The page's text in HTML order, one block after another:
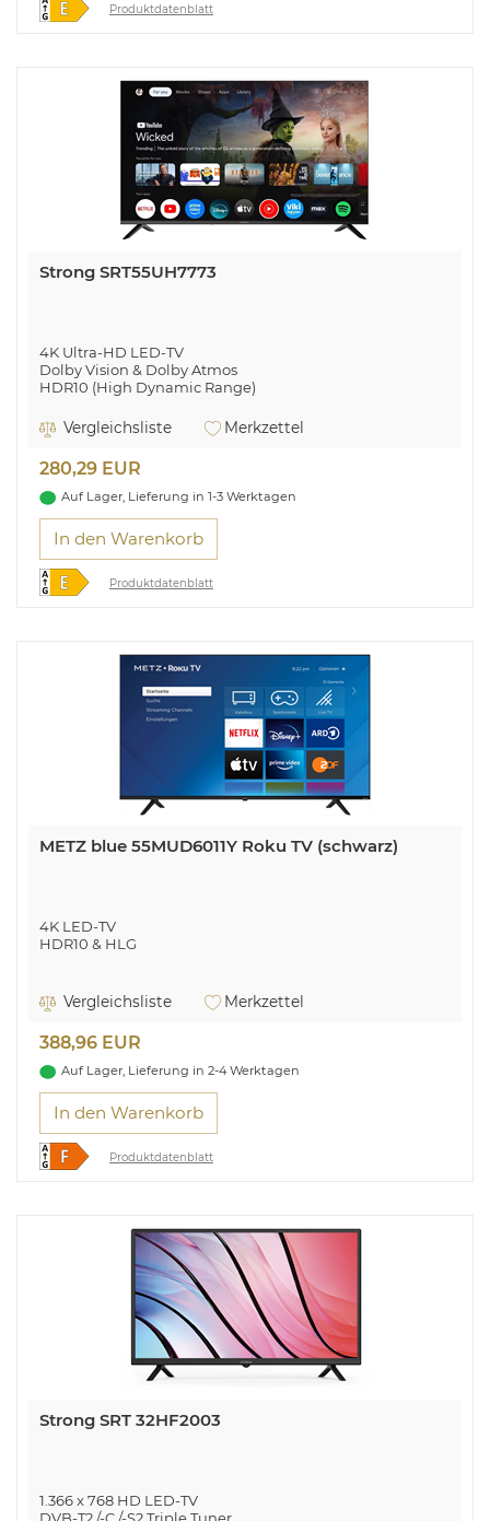
Produktdatenblatt
Strong SRT55UH7773
4K Ultra-HD LED-TV
Dolby Vision & Dolby Atmos
HDR10 (High Dynamic Range)
Google TV mit Zugriff auf Google Play Store Inhalte
Google Assistant Sprachsteuerung
USB-Multimediaplayback
Vergleichsliste Merkzettel
280,29 EUR
Auf Lager, Lieferung in 1-3 Werktagen
In den Warenkorb
Produktdatenblatt
METZ blue 55MUD6011Y Roku TV (schwarz)
4K LED-TV
HDR10 & HLG
Vergleichsliste Merkzettel
388,96 EUR
Auf Lager, Lieferung in 2-4 Werktagen
In den Warenkorb
Produktdatenblatt
Strong SRT 32HF2003
1.366 x 768 HD LED-TV